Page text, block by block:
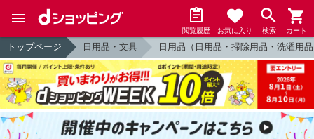
閲覧履歴 お気に入り 検索 カート
トップページ 日用品・文具 日用品（日用品・掃除用品・洗濯用